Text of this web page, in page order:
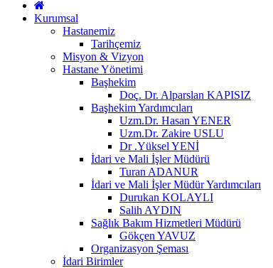
Kurumsal
Hastanemiz
Tarihçemiz
Misyon & Vizyon
Hastane Yönetimi
Başhekim
Doç. Dr. Alparslan KAPISIZ
Başhekim Yardımcıları
Uzm.Dr. Hasan YENER
Uzm.Dr. Zakire USLU
Dr .Yüksel YENİ
İdari ve Mali İşler Müdürü
Turan ADANUR
İdari ve Mali İşler Müdür Yardımcıları
Durukan KOLAYLI
Salih AYDIN
Sağlık Bakım Hizmetleri Müdürü
Gökçen YAVUZ
Organizasyon Şeması
İdari Birimler